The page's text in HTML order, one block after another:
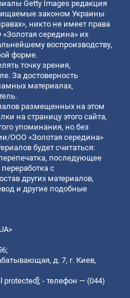
Getty Images редакция
законом Украины
никто не имеет права
середина» их
воспроизводству,
форме.
точку зрения,
За достоверность
материалах,
размещенных на этом
на страницу этого сайта,
упоминания, но без
ООО «Золотая середина»
будет считаться:
последующее
с
других материалов,
и другие подобные
д. 7, г. Киев,
protected]; - телефон — (044)